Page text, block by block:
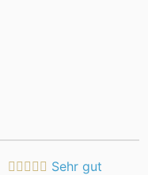
Sehr gut